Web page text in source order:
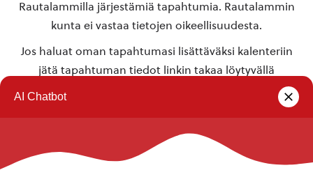
Rautalammilla järjestämiä tapahtumia. Rautalammin
kunta ei vastaa tietojen oikeellisuudesta.
Jos haluat oman tapahtumasi lisättäväksi kalenteriin
jätä tapahtuman tiedot linkin takaa löytyvällä
Rautalammin kunta